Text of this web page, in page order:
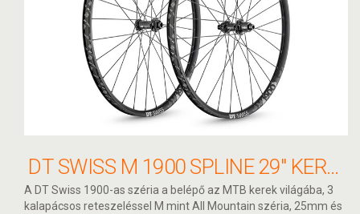
DT SWISS M 1900 SPLINE 29" KERÉKSZETT CL 15/100 - 12/142 30MM SRAM XD
A DT Swiss 1900-as széria a belépő az MTB kerek világába, 3
kalapácsos reteszeléssel M mint All Mountain széria, 25mm és